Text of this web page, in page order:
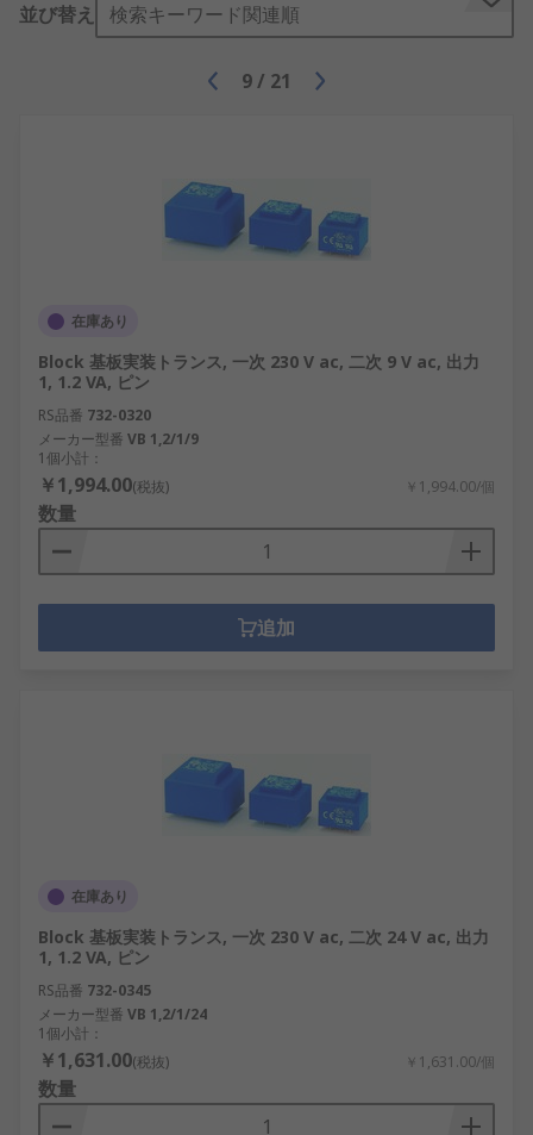
並び替え 検索キーワード関連順
9/ 21
在庫あり
Block 基板実装トランス, 一次 230 V ac, 二次 9 V ac, 出力
1, 1.2 VA, ピン
RS品番 732-0320
メーカー型番 VB 1,2/1/9
1個小計：
￥1,994.00(税抜) ￥1,994.00/個
数量
追加
在庫あり
Block 基板実装トランス, 一次 230 V ac, 二次 24 V ac, 出力
1, 1.2 VA, ピン
RS品番 732-0345
メーカー型番 VB 1,2/1/24
1個小計：
￥1,631.00(税抜) ￥1,631.00/個
数量